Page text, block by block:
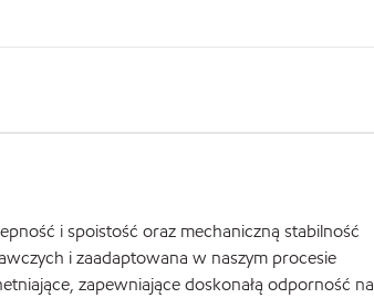
i spoistość oraz mechaniczną stabilność
i zaadaptowana w naszym procesie
zapewniające doskonałą odporność na